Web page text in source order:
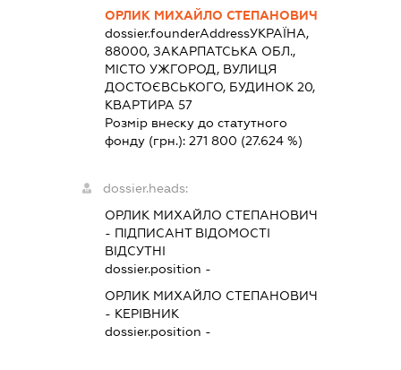
ОРЛИК МИХАЙЛО СТЕПАНОВИЧ
dossier.founderAddressУКРАЇНА,
88000, ЗАКАРПАТСЬКА ОБЛ.,
МІСТО УЖГОРОД, ВУЛИЦЯ
ДОСТОЄВСЬКОГО, БУДИНОК 20,
КВАРТИРА 57
Розмір внеску до статутного
фонду (грн.): 271 800 (27.624 %)
dossier.heads:
ОРЛИК МИХАЙЛО СТЕПАНОВИЧ
- ПІДПИСАНТВІДОМОСТІ
ВІДСУТНІ
dossier.position -
ОРЛИК МИХАЙЛО СТЕПАНОВИЧ
- КЕРІВНИК
dossier.position -